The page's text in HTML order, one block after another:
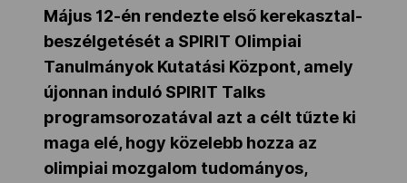
NOB
Társszervezetek
OVEP
Május 12-én rendezte első kerekasztal-
beszélgetését a SPIRIT Olimpiai
Tanulmányok Kutatási Központ, amely
újonnan induló SPIRIT Talks
programsorozatával azt a célt tűzte ki
maga elé, hogy közelebb hozza az
olimpiai mozgalom tudományos,